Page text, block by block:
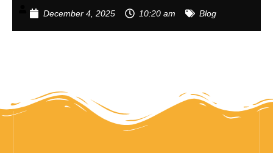
December 4, 2025 10:20 am Blog